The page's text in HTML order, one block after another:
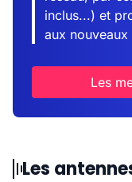
inclus...) et
aux nouveaux
Les
Les